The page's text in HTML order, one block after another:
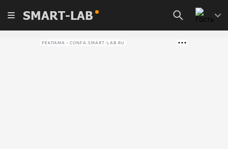
SMART-LAB
РЕКЛАМА • CONFA.SMART-LAB.RU